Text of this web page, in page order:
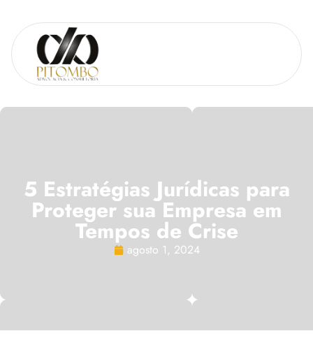
5 Estratégias Jurídicas para
Proteger sua Empresa em
Tempos de Crise
agosto 1, 2024